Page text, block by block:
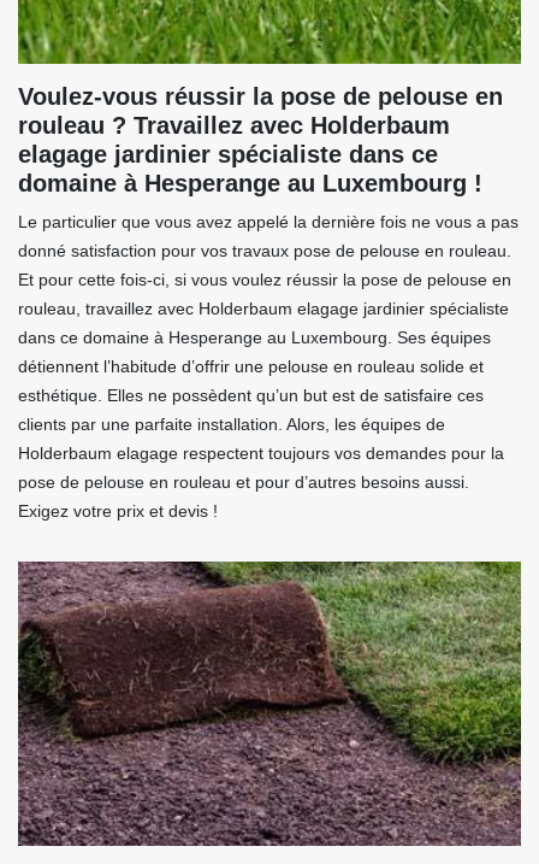
Voulez-vous réussir la pose de pelouse en
rouleau ? Travaillez avec Holderbaum
elagage jardinier spécialiste dans ce
domaine à Hesperange au Luxembourg !
Le particulier que vous avez appelé la dernière fois ne vous a pas
donné satisfaction pour vos travaux pose de pelouse en rouleau.
Et pour cette fois-ci, si vous voulez réussir la pose de pelouse en
rouleau, travaillez avec Holderbaum elagage jardinier spécialiste
dans ce domaine à Hesperange au Luxembourg. Ses équipes
détiennent l’habitude d’offrir une pelouse en rouleau solide et
esthétique. Elles ne possèdent qu’un but est de satisfaire ces
clients par une parfaite installation. Alors, les équipes de
Holderbaum elagage respectent toujours vos demandes pour la
pose de pelouse en rouleau et pour d’autres besoins aussi.
Exigez votre prix et devis !